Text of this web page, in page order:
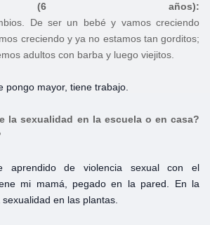
años):
De ser un bebé y vamos creciendo
creciendo y ya no estamos tan gorditos;
adultos con barba y luego viejitos.
pongo mayor, tiene trabajo.
la sexualidad en la escuela o en casa?
de violencia sexual con el
mi mamá, pegado en la pared. En la
en las plantas.